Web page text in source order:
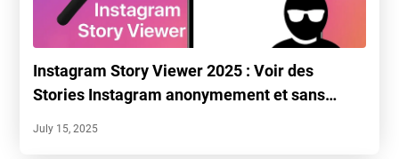
Instagram Story Viewer 2025 : Voir des
Stories Instagram anonymement et sans
July 15, 2025